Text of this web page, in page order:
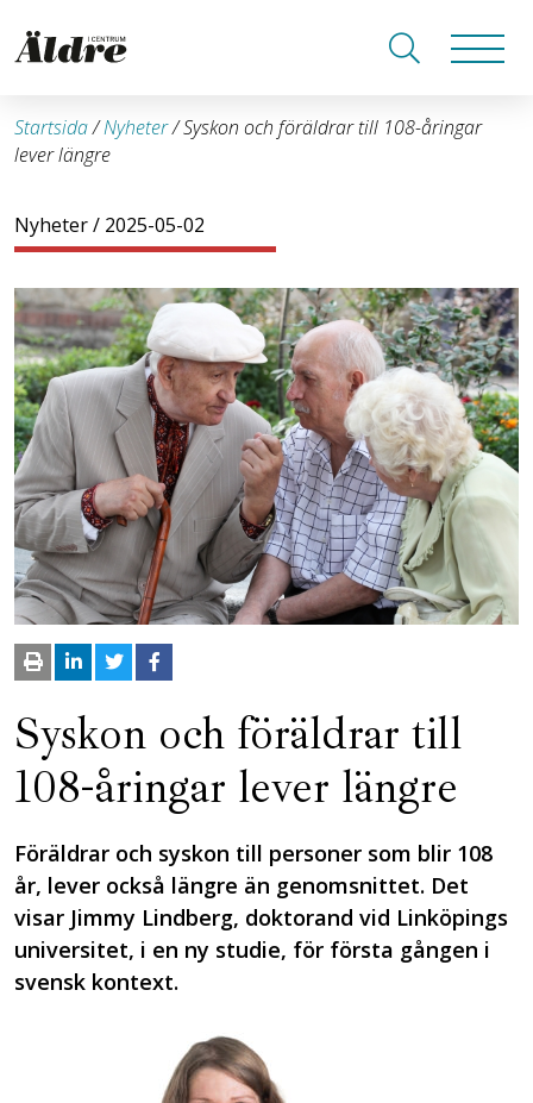
Startsida/Nyheter/Syskon och föräldrar till 108-åringar
lever längre
Nyheter/ 2025-05-02
Syskon och föräldrar till
108-åringar lever längre
Föräldrar och syskon till personer som blir 108
år, lever också längre än genomsnittet. Det
visar Jimmy Lindberg, doktorand vid Linköpings
universitet, i en ny studie, för första gången i
svensk kontext.